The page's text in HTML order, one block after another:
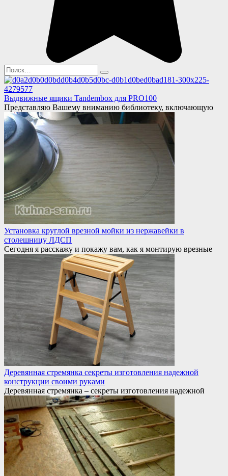
Search
for:
Выдвижные ящики Tandembox для PRO100
Представляю Вашему вниманию библиотеку, включающую
Установка круглой врезной мойки из нержавейки в
столешницу ЛДСП
Сегодня я расскажу и покажу вам, как я монтирую врезные
Деревянная стремянка секреты изготовления надежной
конструкции своими руками
Деревянная стремянка – секреты изготовления надежной